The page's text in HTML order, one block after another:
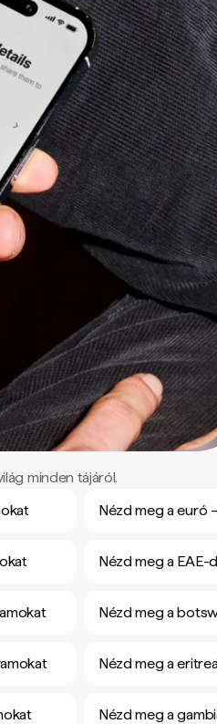
minden tájáról.
Nézd meg a euró
Nézd meg a EAE-
Nézd meg a
Nézd meg a
Nézd meg a